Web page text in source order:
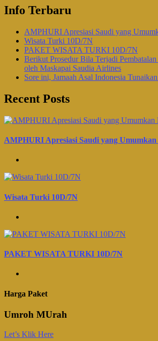
Info Terbaru
AMPHURI Apresiasi Saudi yang
Wisata Turki 10D/7N
PAKET WISATA TURKI 10D/7N
Berikut Prosedur Bila Terjadi
oleh Maskapai Saudia Airlines
Sore ini, Jamaah Asal Indonesia
Recent Posts
AMPHURI Apresiasi Saudi yang Umumkan
Wisata Turki 10D/7N
PAKET WISATA TURKI 10D/7N
Harga Paket
Umroh MUrah
Let’s Klik Here